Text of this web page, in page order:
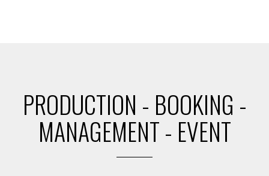
PRODUCTION - BOOKING -
MANAGEMENT - EVENT